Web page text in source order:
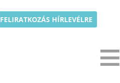
FELIRATKOZÁS HÍRLEVÉLRE